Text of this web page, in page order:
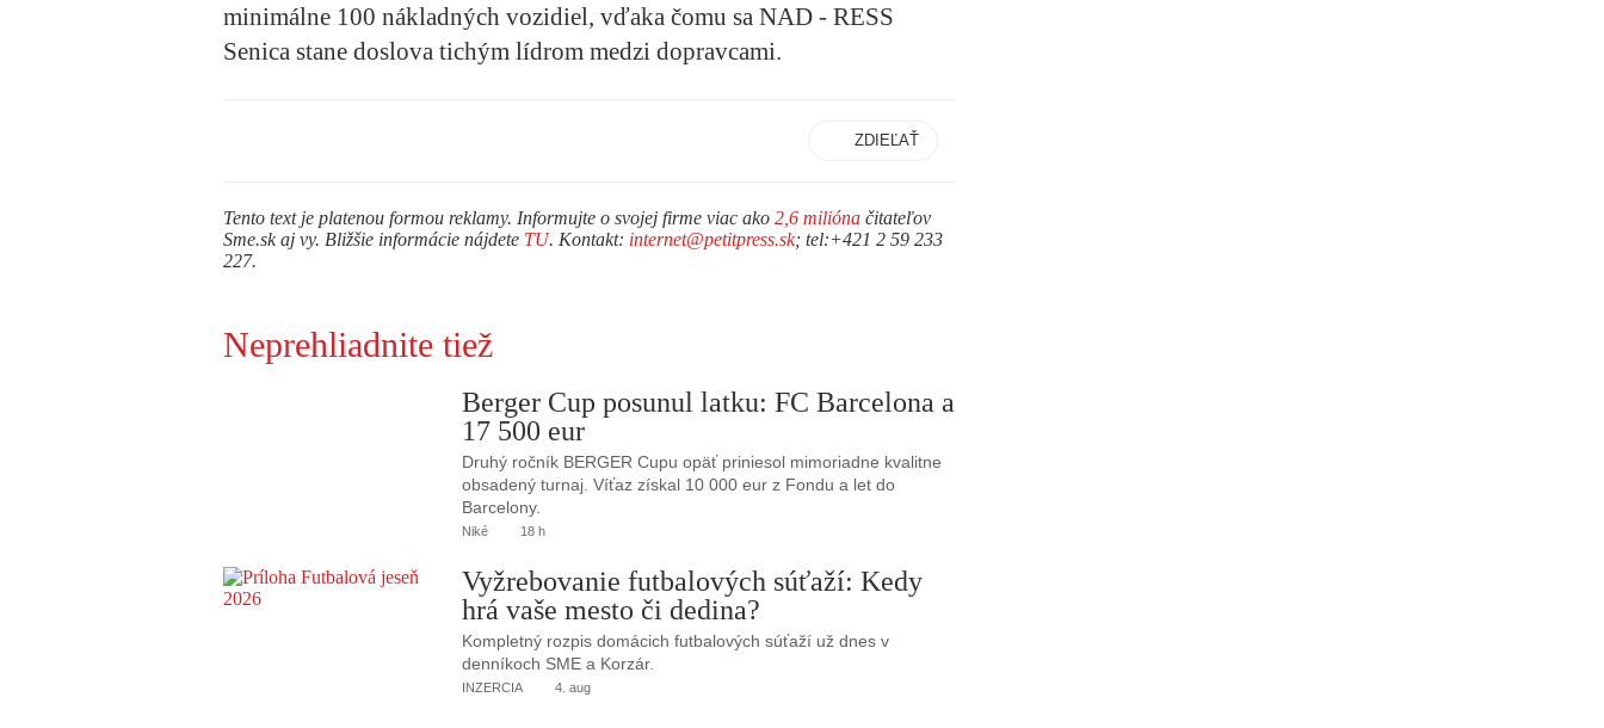
minimálne 100 nákladných vozidiel, vďaka čomu sa NAD - RESS
Senica stane doslova tichým lídrom medzi dopravcami.
ZDIEĽAŤ
Tento text je platenou formou reklamy. Informujte o svojej firme viac ako 2,6 milióna čitateľov
Sme.sk aj vy. Bližšie informácie nájdete TU. Kontakt: internet@petitpress.sk; tel:+421 2 59 233
227.
Neprehliadnite tiež
Berger Cup posunul latku: FC Barcelona a
17 500 eur
Druhý ročník BERGER Cupu opäť priniesol mimoriadne kvalitne
obsadený turnaj. Víťaz získal 10 000 eur z Fondu a let do
Barcelony.
Niké 18 h
Vyžrebovanie futbalových súťaží: Kedy
hrá vaše mesto či dedina?
Kompletný rozpis domácich futbalových súťaží už dnes v
denníkoch SME a Korzár.
INZERCIA 4. aug